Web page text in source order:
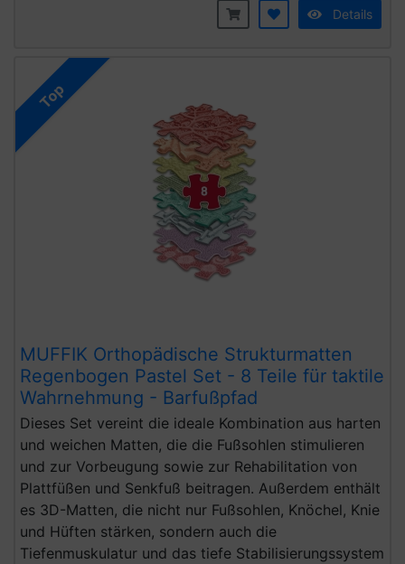
Details
Top
MUFFIK Orthopädische Strukturmatten
Regenbogen Pastel Set - 8 Teile für taktile
Wahrnehmung - Barfußpfad
Dieses Set vereint die ideale Kombination aus harten
und weichen Matten, die die Fußsohlen stimulieren
und zur Vorbeugung sowie zur Rehabilitation von
Plattfüßen und Senkfuß beitragen. Außerdem enthält
es 3D-Matten, die nicht nur Fußsohlen, Knöchel, Knie
und Hüften stärken, sondern auch die
Tiefenmuskulatur und das tiefe Stabilisierungssystem